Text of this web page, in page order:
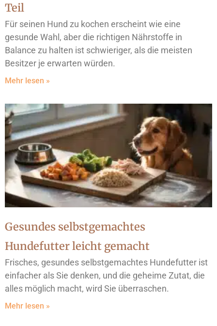
Teil
Für seinen Hund zu kochen erscheint wie eine
gesunde Wahl, aber die richtigen Nährstoffe in
Balance zu halten ist schwieriger, als die meisten
Besitzer je erwarten würden.
Mehr lesen »
Gesundes selbstgemachtes
Hundefutter leicht gemacht
Frisches, gesundes selbstgemachtes Hundefutter ist
einfacher als Sie denken, und die geheime Zutat, die
alles möglich macht, wird Sie überraschen.
Mehr lesen »